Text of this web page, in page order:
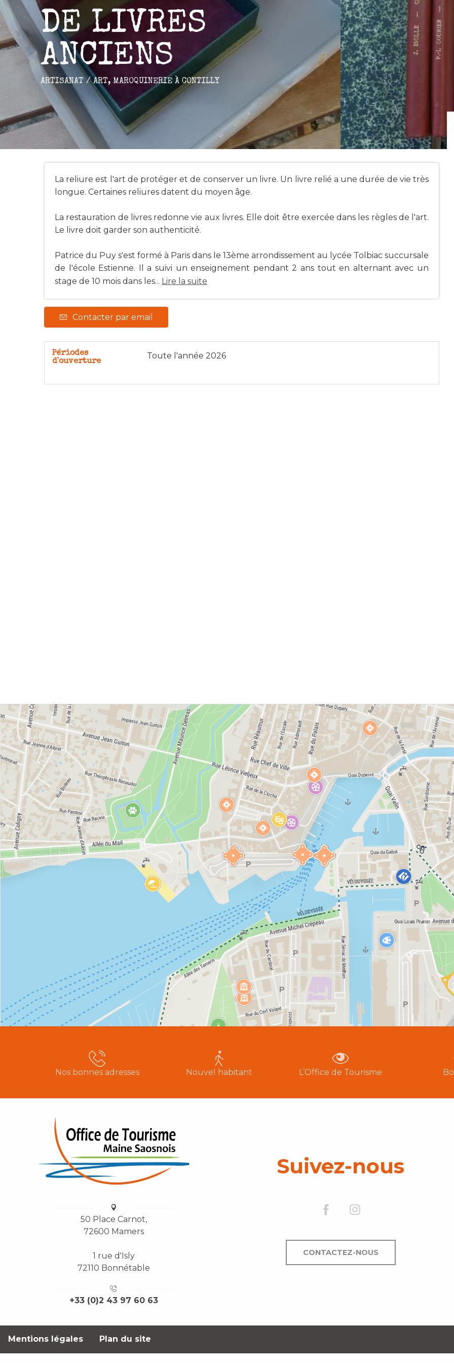
DE LIVRES
ANCIENS
ARTISANAT / ART, MAROQUINERIE À CONTILLY
La reliure est l'art de protéger et de conserver un livre. Un livre relié a une durée de vie très
longue. Certaines reliures datent du moyen âge.
La restauration de livres redonne vie aux livres. Elle doit être exercée dans les règles de l'art.
Le livre doit garder son authenticité.
Patrice du Puy s'est formé à Paris dans le 13ème arrondissement au lycée Tolbiac succursale
de l'école Estienne. Il a suivi un enseignement pendant 2 ans tout en alternant avec un
stage de 10 mois dans les... Lire la suite
Contacter par email
Périodes
d'ouverture
Toute l'année 2026
Nos bonnes adresses Nouvel habitant L’Office de Tourisme
50 Place Carnot,
72600 Mamers
1 rue d'Isly
72110 Bonnétable
+33 (0)2 43 97 60 63
Suivez-nous
CONTACTEZ-NOUS
Mentions légales Plan du site